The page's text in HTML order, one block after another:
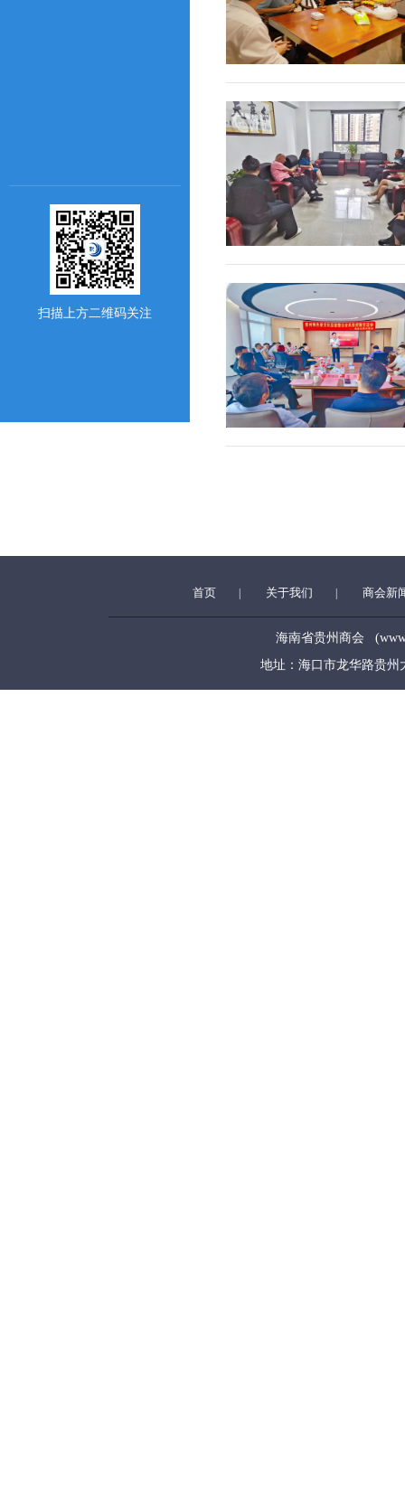
扫描上方二维码关注
首页 关于我们 商会新
海南省贵州商会
地址：海口市龙华路贵州